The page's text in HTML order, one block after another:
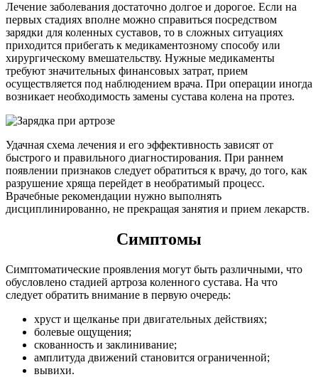
Лечение заболевания достаточно долгое и дорогое. Если на
первых стадиях вполне можно справиться посредством
зарядки для коленных суставов, то в сложных ситуациях
приходится прибегать к медикаментозному способу или
хирургическому вмешательству. Нужные медикаменты
требуют значительных финансовых затрат, прием
осуществляется под наблюдением врача. При операции иногда
возникает необходимость замены сустава колена на протез.
Удачная схема лечения и его эффективность зависят от
быстрого и правильного диагностирования. При раннем
появлении признаков следует обратиться к врачу, до того, как
разрушение хряща перейдет в необратимый процесс.
Врачебные рекомендации нужно выполнять
дисциплинированно, не прекращая занятия и прием лекарств.
Симптомы
Симптоматические проявления могут быть различными, что
обусловлено стадией артроза коленного сустава. На что
следует обратить внимание в первую очередь:
хруст и щелканье при двигательных действиях;
болевые ощущения;
скованность и заклинивание;
амплитуда движений становится ограниченной;
вывихи.